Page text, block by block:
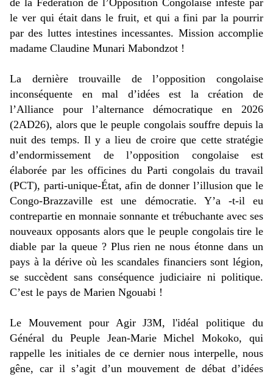
de la Fédération de l’Opposition Congolaise infesté par
le ver qui était dans le fruit, et qui a fini par la pourrir
par des luttes intestines incessantes. Mission accomplie
madame Claudine Munari Mabondzot !
La dernière trouvaille de l’opposition congolaise
inconséquente en mal d’idées est la création de
l’Alliance pour l’alternance démocratique en 2026
(2AD26), alors que le peuple congolais souffre depuis la
nuit des temps. Il y a lieu de croire que cette stratégie
d’endormissement de l’opposition congolaise est
élaborée par les officines du Parti congolais du travail
(PCT), parti-unique-État, afin de donner l’illusion que le
Congo-Brazzaville est une démocratie. Y’a -t-il eu
contrepartie en monnaie sonnante et trébuchante avec ses
nouveaux opposants alors que le peuple congolais tire le
diable par la queue ? Plus rien ne nous étonne dans un
pays àla dérive où les scandales financiers sont légion,
se succèdent sans conséquence judiciaire ni politique.
C’est le pays de Marien Ngouabi !
Le Mouvement pour Agir J3M, l'idéal politique du
Général du Peuple Jean-Marie Michel Mokoko, qui
rappelle les initiales de ce dernier nous interpelle, nous
gêne, car il s’agit d’un mouvement de débat d’idées